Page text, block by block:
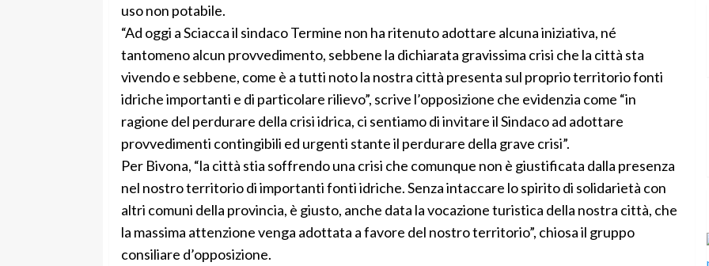
uso non potabile.
“Ad oggi a Sciacca il sindaco Termine non ha ritenuto adottare alcuna iniziativa, né
tantomeno alcun provvedimento, sebbene la dichiarata gravissima crisi che la città sta
vivendo e sebbene, come è a tutti noto la nostra città presenta sul proprio territorio fonti
idriche importanti e di particolare rilievo”, scrive l’opposizione che evidenzia come “in
ragione del perdurare della crisi idrica, ci sentiamo di invitare il Sindaco ad adottare
provvedimenti contingibili ed urgenti stante il perdurare della grave crisi”.
Per Bivona, “la città stia soffrendo una crisi che comunque non è giustificata dalla presenza
nel nostro territorio di importanti fonti idriche. Senza intaccare lo spirito di solidarietà con
altri comuni della provincia, è giusto, anche data la vocazione turistica della nostra città, che
la massima attenzione venga adottata a favore del nostro territorio”, chiosa il gruppo
consiliare d’opposizione.